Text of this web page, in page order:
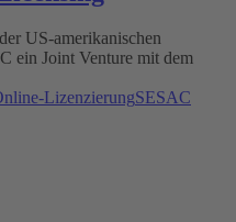
US-amerikanischen
ein Joint Venture mit dem
LizenzierungSESAC